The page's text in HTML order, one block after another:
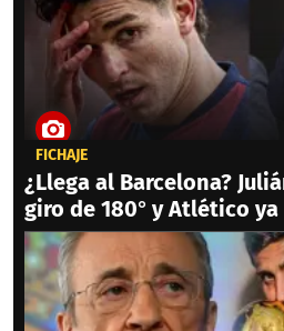
FICHAJE
¿Llega al Barcelona?
giro de 180° y Atlético